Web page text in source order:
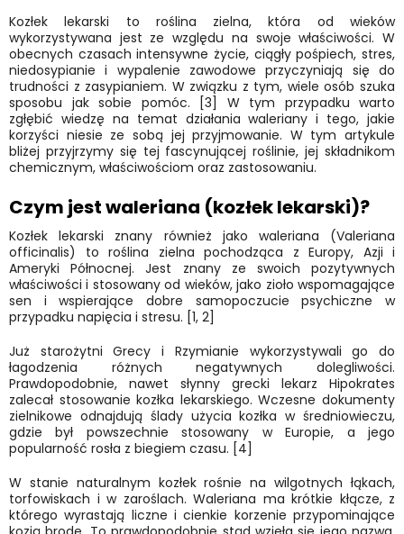
Kozłek lekarski to roślina zielna, która od wieków
wykorzystywana jest ze względu na swoje właściwości. W
obecnych czasach intensywne życie, ciągły pośpiech, stres,
niedosypianie i wypalenie zawodowe przyczyniają się do
trudności z zasypianiem. W związku z tym, wiele osób szuka
sposobu jak sobie pomóc. [3] W tym przypadku warto
zgłębić wiedzę na temat działania waleriany i tego, jakie
korzyści niesie ze sobą jej przyjmowanie. W tym artykule
bliżej przyjrzymy się tej fascynującej roślinie, jej składnikom
chemicznym, właściwościom oraz zastosowaniu.
Czym jest waleriana (kozłek lekarski)?
Kozłek lekarski znany również jako waleriana (Valeriana
officinalis) to roślina zielna pochodząca z Europy, Azji i
Ameryki Północnej. Jest znany ze swoich pozytywnych
właściwości i stosowany od wieków, jako zioło wspomagające
sen i wspierające dobre samopoczucie psychiczne w
przypadku napięcia i stresu. [1, 2]
Już starożytni Grecy i Rzymianie wykorzystywali go do
łagodzenia różnych negatywnych dolegliwości.
Prawdopodobnie, nawet słynny grecki lekarz Hipokrates
zalecał stosowanie kozłka lekarskiego. Wczesne dokumenty
zielnikowe odnajdują ślady użycia kozłka w średniowieczu,
gdzie był powszechnie stosowany w Europie, a jego
popularność rosła z biegiem czasu. [4]
W stanie naturalnym kozłek rośnie na wilgotnych łąkach,
torfowiskach i w zaroślach. Waleriana ma krótkie kłącze, z
którego wyrastają liczne i cienkie korzenie przypominające